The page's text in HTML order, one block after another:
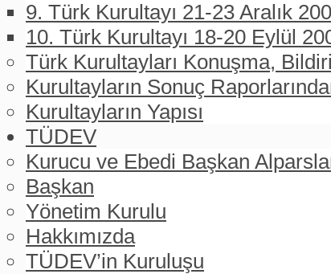
9. Türk Kurultayı 21-23 Aralık
10. Türk Kurultayı 18-20 Eylül
Türk Kurultayları Konuşma,
Kurultayların Sonuç
Kurultayların Yapısı
TÜDEV
Kurucu ve Ebedi Başkan
Başkan
Yönetim Kurulu
Hakkımızda
TÜDEV’in Kuruluşu